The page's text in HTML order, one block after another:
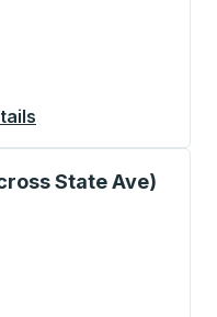
State Ave)
fléchées ou la